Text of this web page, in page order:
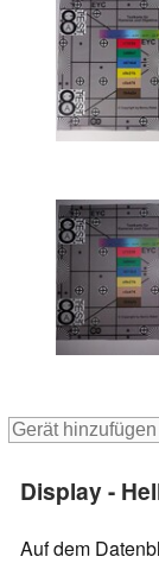
Display -
Auf dem